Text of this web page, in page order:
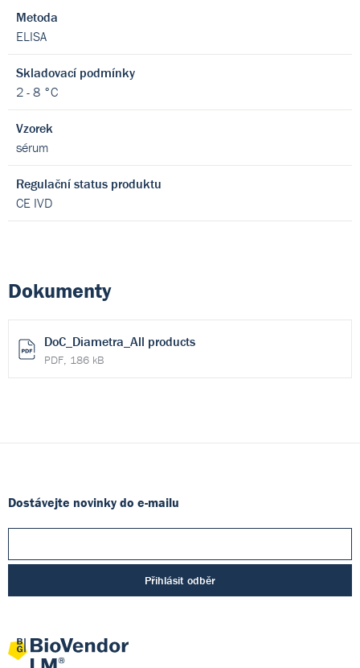
Metoda
ELISA
Skladovací podmínky
2 - 8 °C
Vzorek
sérum
Regulační status produktu
CE IVD
Dokumenty
DoC_Diametra_All products
PDF, 186 kB
Dostávejte novinky do e-mailu
Přihlásit odběr